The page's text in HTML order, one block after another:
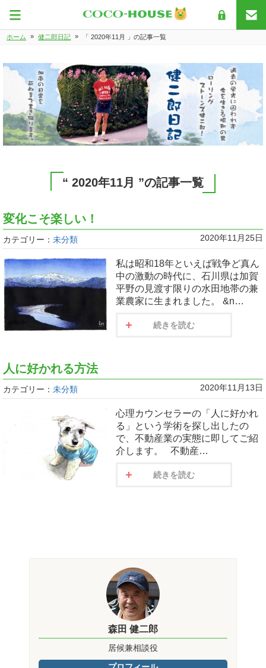
ホーム » 健二郎日記 » 「 2020年11月 」の記事一覧
“ 2020年11月 ”の記事一覧
変化こそ楽しい！
カテゴリー： 未分類 2020年11月25日
私は昭和18年といえば戦争ど真ん
中の激動の時代に、石川県は加賀
平野の見渡す限りの水田地帯の兼
業農家に生まれました。 &n…
続きを読む
人に好かれる方法
カテゴリー： 未分類 2020年11月13日
心理カウンセラーの「人に好かれ
る」という学術を探し出したの
で、不動産業の実態に即してご紹
介します。 不動産…
続きを読む
森田 健二郎
居候兼相談役